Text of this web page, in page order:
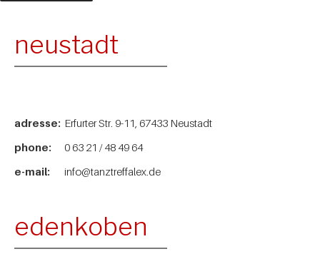
neustadt
adresse: Erfurter Str. 9-11, 67433 Neustadt
phone:
0 63 21 / 48 49 64
e-mail:
info@tanztreffalex.de
edenkoben